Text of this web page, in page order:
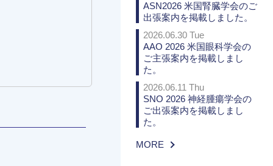
ASN2026 米国腎臓学会のご
出張案内を掲載しました。
2026.06.30 Tue
AAO 2026 米国眼科学会の
ご主張案内を掲載しまし
た。
2026.06.11 Thu
SNO 2026 神経腫瘍学会の
ご出張案内を掲載しまし
た。
MORE